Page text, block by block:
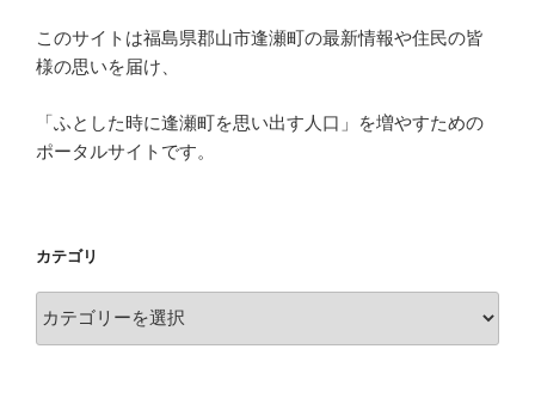
全
体
習
＆
選
このサイトは福島県郡山市逢瀬町の最新情報や住民の皆
様の思いを届け、
「ふとした時に逢瀬町を思い出す人口」を増やすための
ポータルサイトです。
カテゴリ
テ